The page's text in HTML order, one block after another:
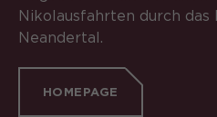
Nikolausfahrten durch das
Neandertal.
HOMEPAGE